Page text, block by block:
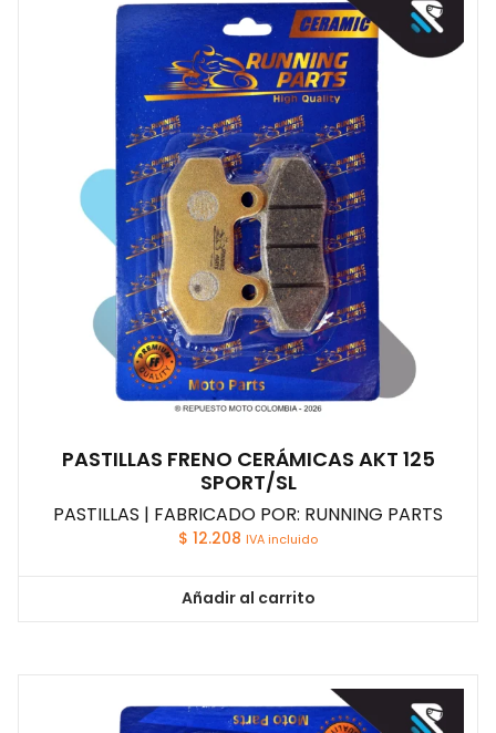
PASTILLAS FRENO CERÁMICAS AKT 125
SPORT/SL
PASTILLAS | FABRICADO POR: RUNNING PARTS
$ 12.208 IVA incluido
Añadir al carrito